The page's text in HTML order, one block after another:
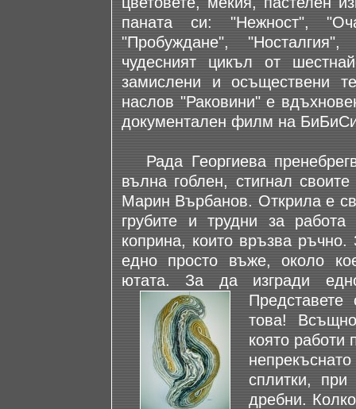
паната си: "Нежност",
"Пробуждане",
чудесният цикъл от
замислени и осъществени
наслов "Раковини" е
документален филм на
Рада Георгиева
вълна гоблен, стигнал
Марин Върбанов. Открила е
грубите и трудни за
коприна, които връзва ръчно.
едно просто въже, около
ютата. За да изгради
Представете
това!
която работи
сплитки,
дребни.